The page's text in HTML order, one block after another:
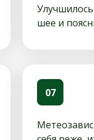
шее и
07